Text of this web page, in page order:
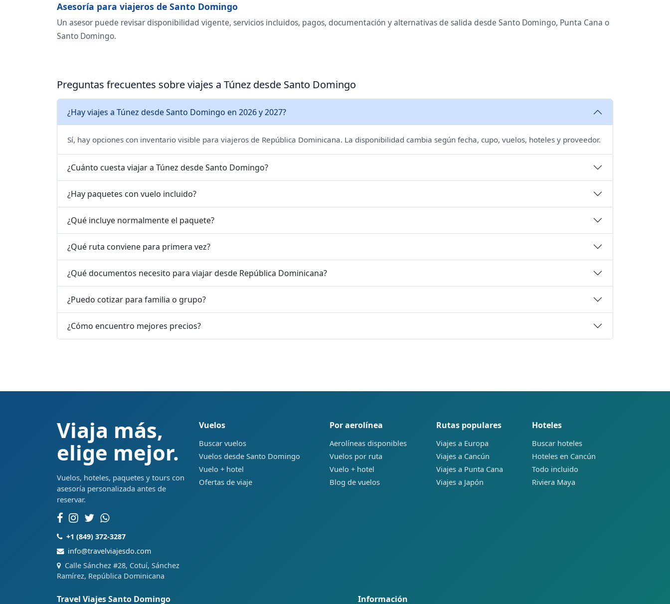
Asesoría para viajeros de Santo Domingo
Un asesor puede revisar disponibilidad vigente, servicios incluidos, pagos, documentación y alternativas de salida desde Santo Domingo, Punta Cana o
Santo Domingo.
Preguntas frecuentes sobre viajes a Túnez desde Santo Domingo
¿Hay viajes a Túnez desde Santo Domingo en 2026 y 2027?
Sí, hay opciones con inventario visible para viajeros de República Dominicana. La disponibilidad cambia según fecha, cupo, vuelos, hoteles y proveedor.
¿Cuánto cuesta viajar a Túnez desde Santo Domingo?
¿Hay paquetes con vuelo incluido?
¿Qué incluye normalmente el paquete?
¿Qué ruta conviene para primera vez?
¿Qué documentos necesito para viajar desde República Dominicana?
¿Puedo cotizar para familia o grupo?
¿Cómo encuentro mejores precios?
Viaja más,
elige mejor.
Vuelos, hoteles, paquetes y tours con
asesoría personalizada antes de
reservar.
+1 (849) 372-3287
info@travelviajesdo.com
Calle Sánchez #28, Cotuí, Sánchez
Ramírez, República Dominicana
Vuelos
Buscar vuelos
Vuelos desde Santo Domingo
Vuelo + hotel
Ofertas de viaje
Por aerolínea
Aerolíneas disponibles
Vuelos por ruta
Vuelo + hotel
Blog de vuelos
Rutas populares
Viajes a Europa
Viajes a Cancún
Viajes a Punta Cana
Viajes a Japón
Hoteles
Buscar hoteles
Hoteles en Cancún
Todo incluido
Riviera Maya
Travel Viajes Santo Domingo Información